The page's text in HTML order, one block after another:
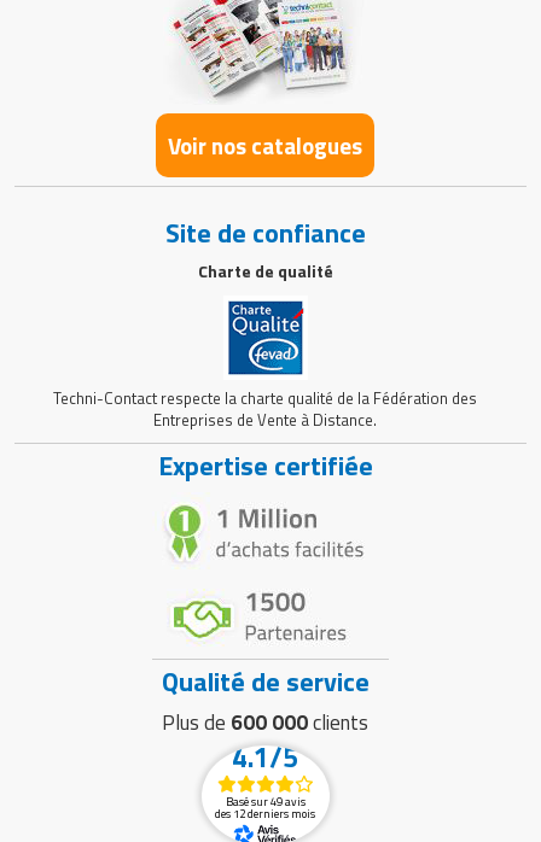
Voir nos catalogues
Site de confiance
Charte de qualité
Techni-Contact respecte la charte qualité de la Fédération des
Entreprises de Vente à Distance.
Expertise certifiée
Qualité de service
Plus de 600 000clients
4.1/5
Basé sur 49 avis
des 12 derniers mois